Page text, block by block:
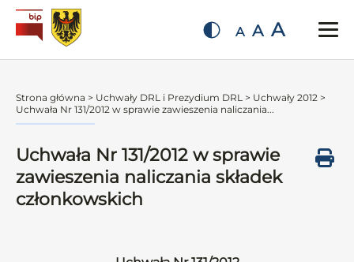
A A A
Strona główna > Uchwały DRL i Prezydium DRL > Uchwały 2012 >
Uchwała Nr 131/2012 w sprawie zawieszenia naliczania...
Uchwała Nr 131/2012 w sprawie
zawieszenia naliczania składek
członkowskich